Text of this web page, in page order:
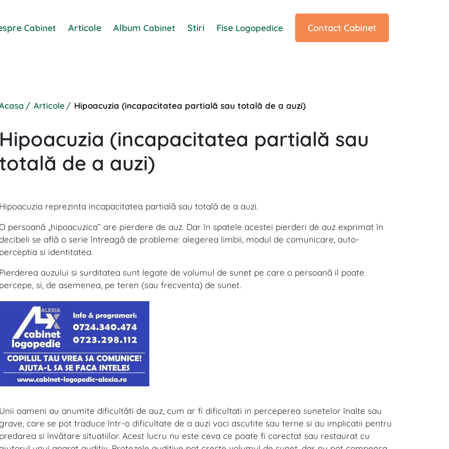
Cabinet Articole AlbumCabinet Stiri Fise Logopedice Contact Cabinet
Articole Hipoacuzia (incapacitatea partială sau totală de a auzi)
Hipoacuzia (incapacitatea partială sau
de a auzi)
Hipoacuzia reprezinta incapacitatea partială sau totală de a auzi.
persoană „hipoacuzica” are pierdere de auz. Dar în spatele acestei pierderi de auz exprimat în
se află o serie întreagă de probleme: alegerea limbii, modul de comunicare, auto-
perceptia si identitatea.
Pierderea auzului si surditatea sunt legate de volumul de sunet pe care o persoană il poate
percepe, si, de asemenea, pe teren (sau frecventa) de sunet.
Unii oameni au anumite dificultăti de auz, cum ar fi dificultati in perceperea sunetelor înalte sau
care se pot traduce într-o dificultate de a auzi voci ascutite sau terne si au implicatii pentru
predarea si învătare situatiilor. Acest lucru nu este ceva ce poate fi corectat sau restaurat cu